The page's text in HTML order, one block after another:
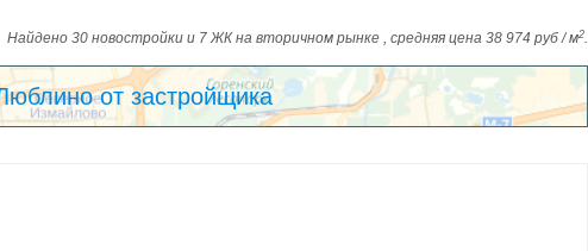
Найдено 30 новостройки и 7 ЖК на вторичном рынке , средняя цена 38 974 руб / м2.
от застройщика